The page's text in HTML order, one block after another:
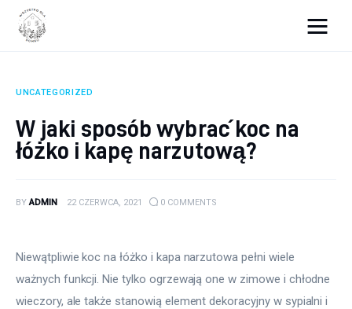
Remont
UNCATEGORIZED
W jaki sposób wybrać koc na
łóżko i kapę narzutową?
BY ADMIN 22 CZERWCA, 2021 0 COMMENTS
Niewątpliwie koc na łóżko i kapa narzutowa pełni wiele
ważnych funkcji. Nie tylko ogrzewają one w zimowe i chłodne
wieczory, ale także stanowią element dekoracyjny w sypialni i